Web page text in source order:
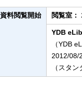
資料閲覧開始 閲覧室：
YDB
（YDB
2012/08/
（スタ